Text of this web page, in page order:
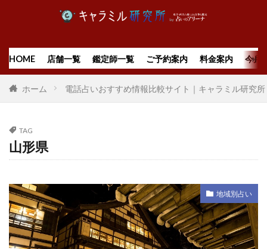
HOME 店舗一覧 鑑定師一覧 ご予約案内 料金案内 今月
ホーム 電話占いおすすめ情報比較サイト｜キャラミル研究所
TAG
山形県
地域別占い